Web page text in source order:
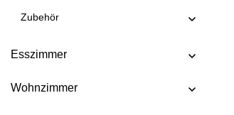
Zubehör
Esszimmer
Wohnzimmer